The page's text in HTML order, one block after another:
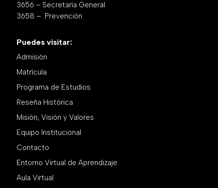
3656 – Secretaría General
3658 – Prevención
Puedes visitar:
Admisión
Matrícula
Programa de Estudios
Reseña Histórica
Misión, Visión y Valores
Equipo Institucional
Contacto
Entorno Virtual de Aprendizaje
Aula Virtual